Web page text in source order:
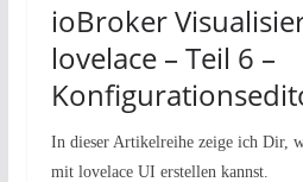
ioBroker
lovelace – Teil 6 –
In dieser Artikelreihe zeige ich Dir,
mit lovelace UI erstellen kannst.